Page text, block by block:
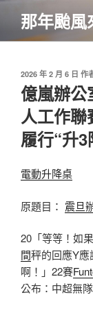
主
那年颱風
發
佈
於
2026 年 2 月 6 日 作
億嵐辦公
人工作聯
履行“升3
電動升降桌
原題目： 震旦
20「等等！如
間秤的回應Y應
啊！」22賽
公布：中超無